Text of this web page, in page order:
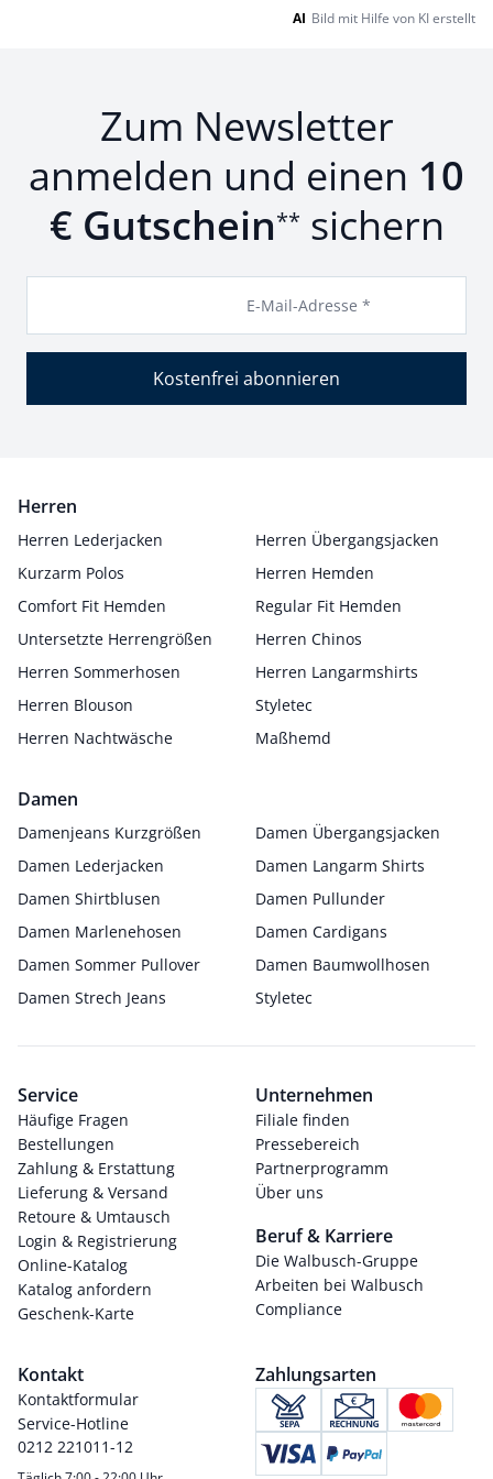
AI Bild mit Hilfe von KI erstellt
Zum Newsletter
anmelden und einen 10
€ Gutschein** sichern
E-Mail-Adresse *
Kostenfrei abonnieren
Herren
Herren Lederjacken
Herren Übergangsjacken
Kurzarm Polos
Herren Hemden
Comfort Fit Hemden
Regular Fit Hemden
Untersetzte Herrengrößen
Herren Chinos
Herren Sommerhosen
Herren Langarmshirts
Herren Blouson
Styletec
Herren Nachtwäsche
Maßhemd
Damen
Damenjeans Kurzgrößen
Damen Übergangsjacken
Damen Lederjacken
Damen Langarm Shirts
Damen Shirtblusen
Damen Pullunder
Damen Marlenehosen
Damen Cardigans
Damen Sommer Pullover
Damen Baumwollhosen
Damen Strech Jeans
Styletec
Service
Häufige Fragen
Bestellungen
Zahlung & Erstattung
Lieferung & Versand
Retoure & Umtausch
Login & Registrierung
Online-Katalog
Katalog anfordern
Geschenk-Karte
Unternehmen
Filiale finden
Pressebereich
Partnerprogramm
Über uns
Beruf & Karriere
Die Walbusch-Gruppe
Arbeiten bei Walbusch
Compliance
Kontakt
Kontaktformular
Service-Hotline
0212 221011-12
Zahlungsarten